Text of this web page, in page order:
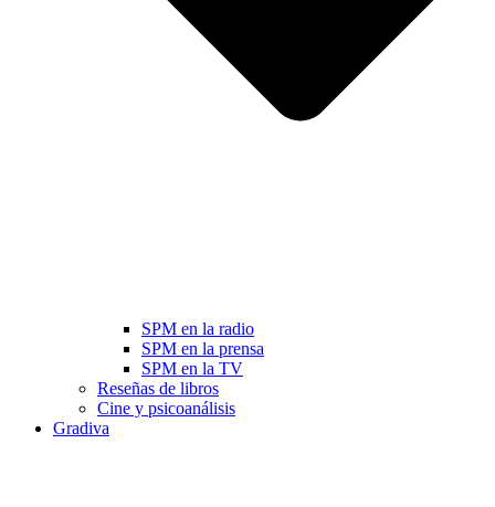
SPM en la radio
SPM en la prensa
SPM en la TV
Reseñas de libros
Cine y psicoanálisis
Gradiva